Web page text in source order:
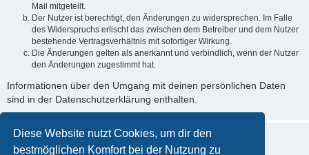
Diese Website nutzt Cookies, um dir den
bestmöglichen Komfort bei der Nutzung zu
Mail mitgeteilt.
Der Nutzer ist berechtigt, den Änderungen zu widersprechen. Im Falle
des Widerspruchs erlischt das zwischen dem Betreiber und dem Nutzer
bestehende Vertragsverhältnis mit sofortiger Wirkung.
Die Änderungen gelten als anerkannt und verbindlich, wenn der Nutzer
den Änderungen zugestimmt hat.
Informationen über den Umgang mit deinen persönlichen Daten
sind in der Datenschutzerklärung enthalten.